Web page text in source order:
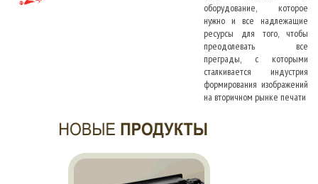
оборудование, которое
нужно и все надлежащие
ресурсы для того, чтобы
преодолевать все
преграды, с которыми
сталкивается индустрия
формирования изображений
на вторичном рынке печати